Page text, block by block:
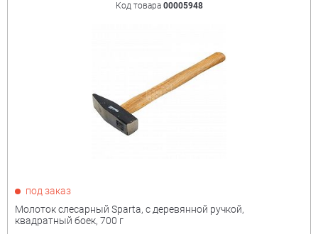
Код товара 00005948
под заказ
Молоток слесарный Sparta, с деревянной ручкой,
квадратный боек, 700 г